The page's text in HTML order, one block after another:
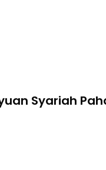
Syariah